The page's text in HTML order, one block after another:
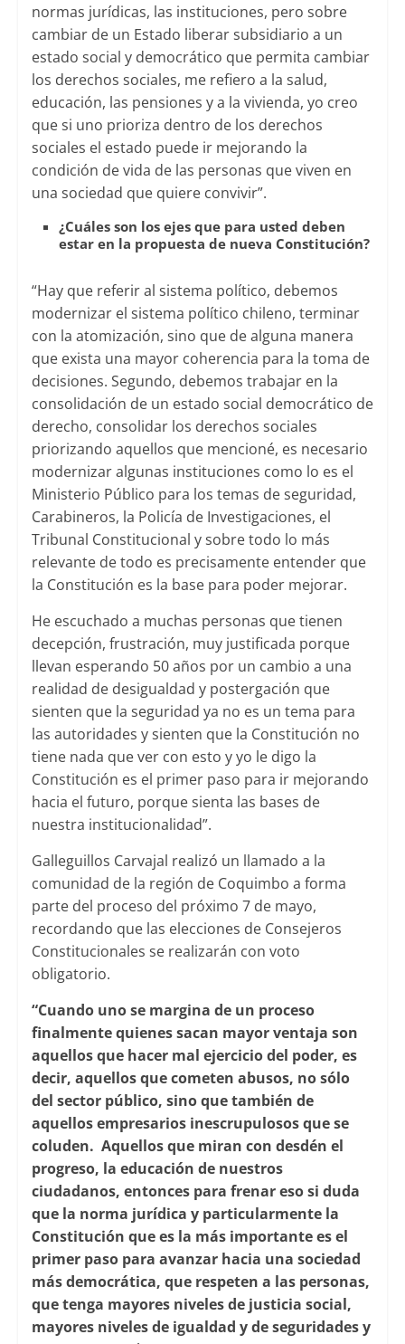
normas jurídicas, las instituciones, pero sobre
cambiar de un Estado liberar subsidiario a un
estado social y democrático que permita cambiar
los derechos sociales, me refiero a la salud,
educación, las pensiones y a la vivienda, yo creo
que si uno prioriza dentro de los derechos
sociales el estado puede ir mejorando la
condición de vida de las personas que viven en
una sociedad que quiere convivir”.
¿Cuáles son los ejes que para usted deben
estar en la propuesta de nueva Constitución?
“Hay que referir al sistema político, debemos
modernizar el sistema político chileno, terminar
con la atomización, sino que de alguna manera
que exista una mayor coherencia para la toma de
decisiones. Segundo, debemos trabajar en la
consolidación de un estado social democrático de
derecho, consolidar los derechos sociales
priorizando aquellos que mencioné, es necesario
modernizar algunas instituciones como lo es el
Ministerio Público para los temas de seguridad,
Carabineros, la Policía de Investigaciones, el
Tribunal Constitucional y sobre todo lo más
relevante de todo es precisamente entender que
la Constitución es la base para poder mejorar.
He escuchado a muchas personas que tienen
decepción, frustración, muy justificada porque
llevan esperando 50 años por un cambio a una
realidad de desigualdad y postergación que
sienten que la seguridad ya no es un tema para
las autoridades y sienten que la Constitución no
tiene nada que ver con esto y yo le digo la
Constitución es el primer paso para ir mejorando
hacia el futuro, porque sienta las bases de
nuestra institucionalidad”.
Galleguillos Carvajal realizó un llamado a la
comunidad de la región de Coquimbo a forma
parte del proceso del próximo 7 de mayo,
recordando que las elecciones de Consejeros
Constitucionales se realizarán con voto
obligatorio.
“Cuando uno se margina de un proceso
finalmente quienes sacan mayor ventaja son
aquellos que hacer mal ejercicio del poder, es
decir, aquellos que cometen abusos, no sólo
del sector público, sino que también de
aquellos empresarios inescrupulosos que se
coluden. Aquellos que miran con desdén el
progreso, la educación de nuestros
ciudadanos, entonces para frenar eso si duda
que la norma jurídica y particularmente la
Constitución que es la más importante es el
primer paso para avanzar hacia una sociedad
más democrática, que respeten a las personas,
que tenga mayores niveles de justicia social,
mayores niveles de igualdad y de seguridades y